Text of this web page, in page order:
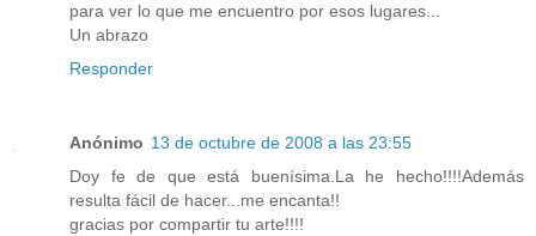
para ver lo que me encuentro por esos lugares...
Un abrazo
Responder
Anónimo 13 de octubre de 2008 a las 23:55
Doy fe de que está buenísima.La he hecho!!!!Además
resulta fácil de hacer...me encanta!!
gracias por compartir tu arte!!!!